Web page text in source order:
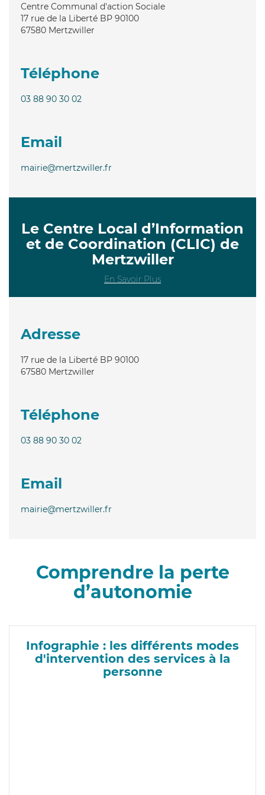
Centre Communal d'action Sociale
17 rue de la Liberté BP 90100
67580 Mertzwiller
Téléphone
03 88 90 30 02
Email
mairie@mertzwiller.fr
Le Centre Local d’Information
et de Coordination (CLIC) de
Mertzwiller
En Savoir Plus
Adresse
17 rue de la Liberté BP 90100
67580 Mertzwiller
Téléphone
03 88 90 30 02
Email
mairie@mertzwiller.fr
Comprendre la perte
d’autonomie
Infographie : les différents modes
d'intervention des services à la
personne